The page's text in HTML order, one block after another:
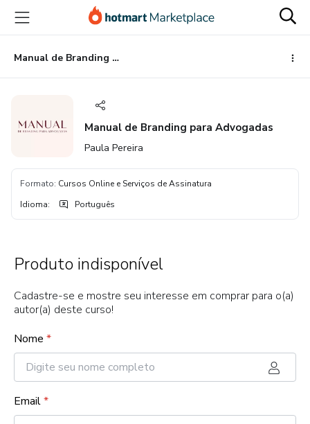
para
conteúdo
principal
para
pagamento
para
rodapé
Manual de Branding para Advogadas
Manual de Branding para Advogadas
Paula Pereira
Formato: Cursos Online e Serviços de Assinatura
Idioma: Português
Produto indisponível
Cadastre-se e mostre seu interesse em comprar para o(a)
autor(a) deste curso!
Nome *
Email*